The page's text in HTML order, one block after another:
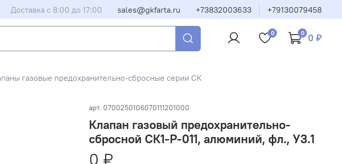
Доставка с 8:00 до 17:00 sales@gkfarta.ru +73832003633 +79130079458
0 0 0 ₽
газовые предохранительно-сбросные серии СК
арт. 0700250106070111201000
Клапан газовый предохранительно-
сбросной СК1-Р-011, алюминий, фл., У3.1
0 ₽